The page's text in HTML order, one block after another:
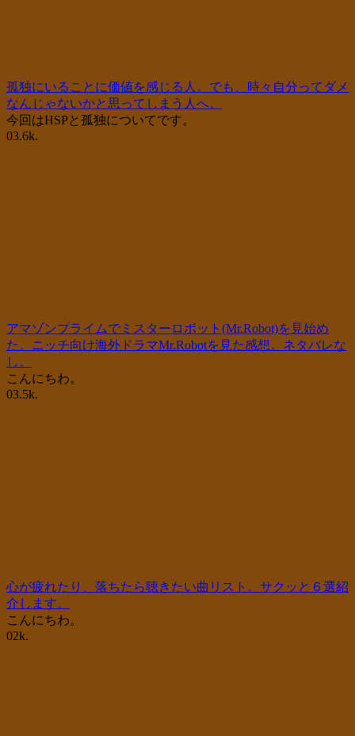
孤独にいることに価値を感じる人。でも、時々自分ってダメ
なんじゃないかと思ってしまう人へ。
今回はHSPと孤独についてです。
03.6k.
アマゾンプライムでミスターロボット(Mr.Robot)を見始め
た。ニッチ向け海外ドラマMr.Robotを見た感想。ネタバレな
し。
こんにちわ。
03.5k.
心が疲れたり、落ちたら聴きたい曲リスト。サクッと６選紹
介します。
こんにちわ。
02k.